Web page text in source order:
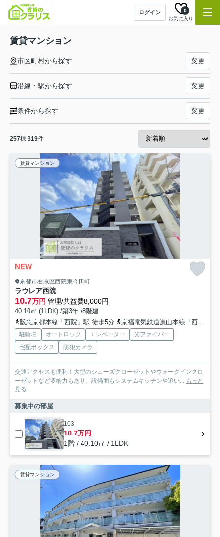
ログイン
お気に入り
0
賃貸マンション
市区町村から探す 変更
沿線・駅から探す 変更
条件から探す 変更
257棟 319件
賃貸マンション
NEW
京都市右京区西院東今田町
ラウレア西院
10.7万円 管理/共益費8,000円
40.10㎡ (1LDK) /築3年 /8階建
阪急京都本線「西院」駅 徒歩5分
京福電気鉄道嵐山本線「西大路三条」駅 徒歩4分
駐輪場 オートロック エレベーター
光ファイバー
宅配ボックス
防犯カメラ
交通アクセスも便利！大型のシューズクローゼットやウォークインクロ
ーゼットなど収納力もあり、設備面もシステムキッチンや追い... もっと
見る
募集中の部屋
103
10.7万円
1階 / 40.10㎡ / 1LDK
賃貸マンション